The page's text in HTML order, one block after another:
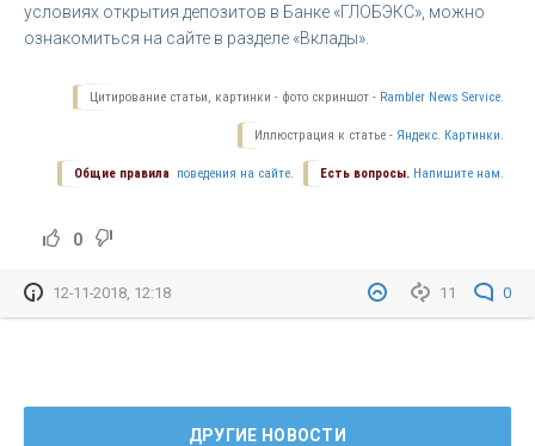
условиях открытия депозитов в Банке «ГЛОБЭКС», можно
ознакомиться на сайте в разделе «Вклады».
Цитирование статьи, картинки - фото скриншот - Rambler News Service.
Иллюстрация к статье - Яндекс. Картинки.
Есть вопросы. Напишите нам.
Общие правила поведения на сайте.
0
11 0
12-11-2018, 12:18
ДРУГИЕ НОВОСТИ